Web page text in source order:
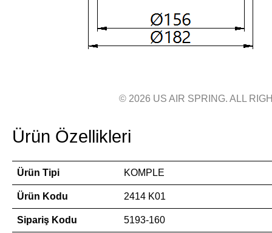
© 2026 US AIR SPRING. ALL
Ürün Özellikleri
Ürün Tipi KOMPLE
Ürün Kodu 2414 K01
Sipariş Kodu 5193-160